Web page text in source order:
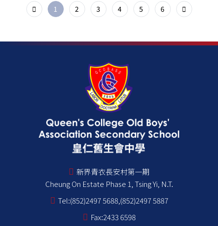
1 2 3 4 5 6
新界青衣長安村第一期
Cheung On Estate Phase 1, Tsing Yi, N.T.
Tel:(852)2497 5688,(852)2497 5887
Fax:2433 6598